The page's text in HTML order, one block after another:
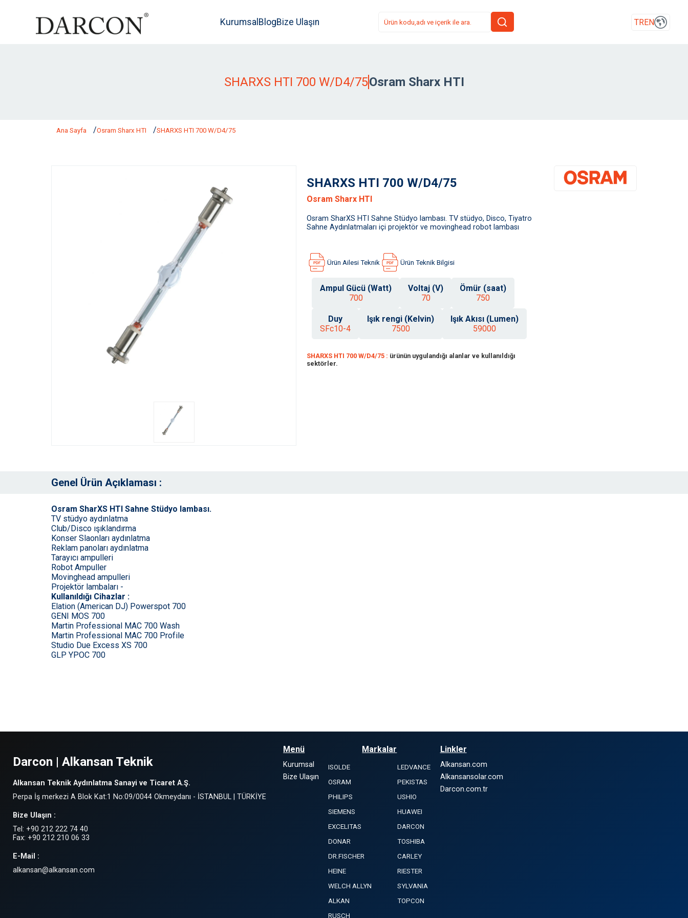
Kurumsal BlogBize Ulaşın TREN
SHARXS HTI 700 W/D4/75Osram Sharx HTI
Ana Sayfa Osram Sharx HTI SHARXS HTI 700 W/D4/75
SHARXS HTI 700 W/D4/75
Osram Sharx HTI
Osram SharXS HTI Sahne Stüdyo lambası. TV stüdyo, Disco, Tiyatro
Sahne Aydınlatmaları içi projektör ve movinghead robot lambası
Ürün Ailesi Teknik Ürün Teknik Bilgisi
Ampul Gücü (Watt)
700
Voltaj (V)
70
Ömür (saat)
750
Duy
SFc10-4
Işık rengi (Kelvin)
7500
Işık Akısı (Lumen)
59000
SHARXS HTI 700 W/D4/75 : ürünün uygulandığı alanlar ve kullanıldığı
sektörler.
Genel Ürün Açıklaması :
Osram SharXS HTI Sahne Stüdyo lambası.
TV stüdyo aydınlatma
Club/Disco ışıklandırma
Konser Slaonları aydınlatma
Reklam panoları aydınlatma
Tarayıcı ampulleri
Robot Ampuller
Movinghead ampulleri
Projektör lambaları -
Kullanıldığı Cihazlar :
Elation (American DJ) Powerspot 700
GENI MOS 700
Martin Professional MAC 700 Wash
Martin Professional MAC 700 Profile
Studio Due Excess XS 700
GLP YPOC 700
Darcon | Alkansan Teknik
Alkansan Teknik Aydınlatma Sanayi ve Ticaret A.Ş.
Perpa İş merkezi A Blok Kat:1 No:09/0044 Okmeydanı - İSTANBUL | TÜRKİYE
Bize Ulaşın :
Tel: +90 212 222 74 40
Fax: +90 212 210 06 33
E-Mail :
alkansan@alkansan.com
Menü
Kurumsal
Bize Ulaşın
Markalar
ISOLDE
LEDVANCE
OSRAM
PEKISTAS
PHILIPS
USHIO
SIEMENS
HUAWEI
EXCELITAS
DARCON
DONAR
TOSHIBA
DR.FISCHER
CARLEY
HEINE
RIESTER
WELCH ALLYN
SYLVANIA
ALKAN
TOPCON
RUSCH
Linkler
Alkansan.com
Alkansansolar.com
Darcon.com.tr